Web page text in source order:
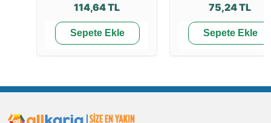
114,64 TL
Sepete Ekle
75,24 TL
Sepete Ekle